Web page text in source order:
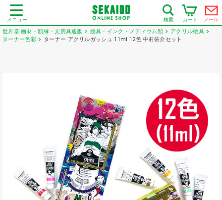
メニュー 検索 カート メール
世界堂 画材・額縁・文房具通販 絵具・インク・メディウム類
アクリル絵具
ターナー色彩
ターナー アクリルガッシュ 11ml 12色 中村佑介セット